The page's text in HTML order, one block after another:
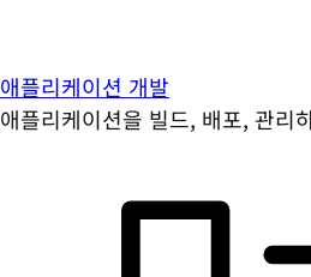
애플리케이션 개발
애플리케이션을 빌드, 배포, 관리